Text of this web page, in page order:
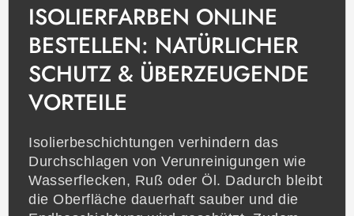
ISOLIERFARBEN ONLINE
BESTELLEN: NATÜRLICHER
SCHUTZ & ÜBERZEUGENDE
VORTEILE
Isolierbeschichtungen verhindern das
Durchschlagen von Verunreinigungen wie
Wasserflecken, Ruß oder Öl. Dadurch bleibt
die Oberfläche dauerhaft sauber und die